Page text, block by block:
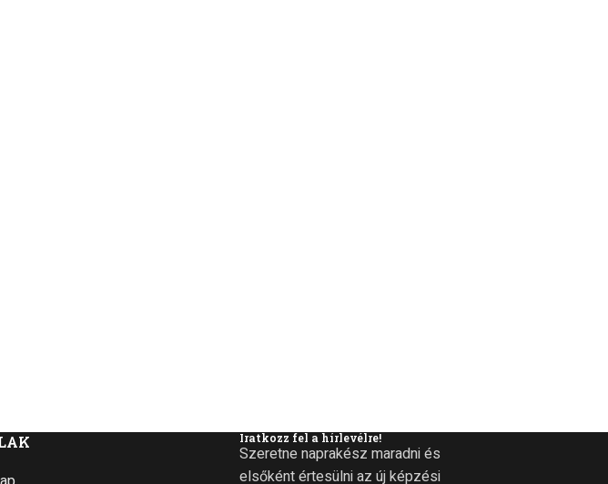
Iratkozz fel a hírlevélre!
Szeretne naprakész maradni és
elsőként értesülni az új képzési